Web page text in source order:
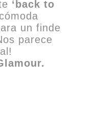
‘back to
un finde
parece